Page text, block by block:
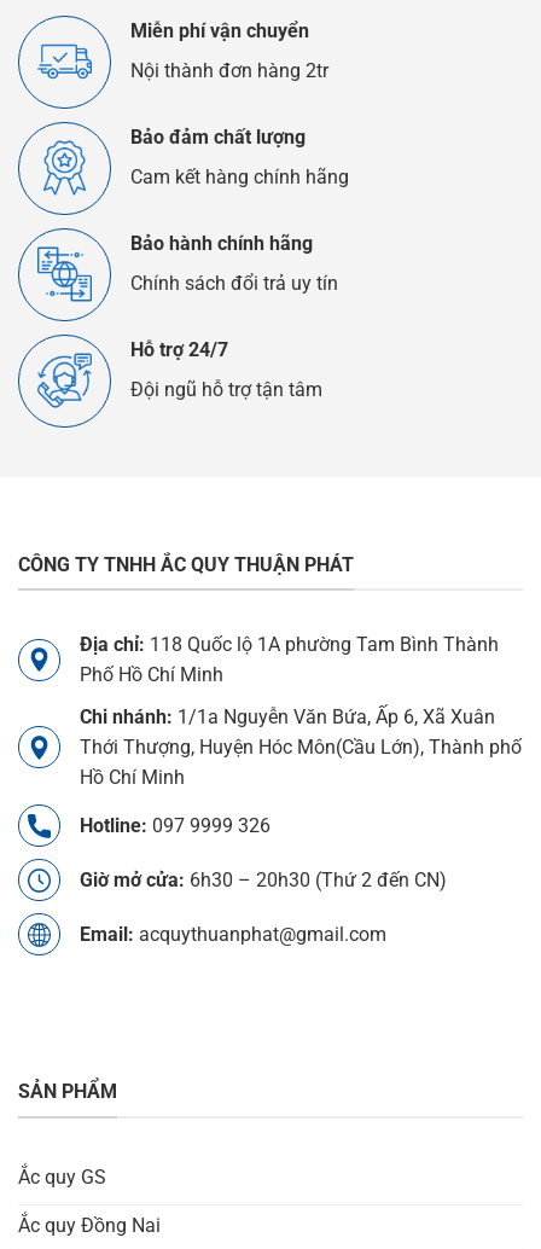
Thế
Nào?
Miễn phí vận chuyển
Nội thành đơn hàng 2tr
Bảo đảm chất lượng
Cam kết hàng chính hãng
Bảo hành chính hãng
Chính sách đổi trả uy tín
Hỗ trợ 24/7
Đội ngũ hỗ trợ tận tâm
CÔNG TY TNHH ẮC QUY THUẬN PHÁT
Địa chỉ: 118 Quốc lộ 1A phường Tam Bình Thành
Phố Hồ Chí Minh
Chi nhánh: 1/1a Nguyễn Văn Bứa, Ấp 6, Xã Xuân
Thới Thượng, Huyện Hóc Môn(Cầu Lớn), Thành phố
Hồ Chí Minh
Hotline: 097 9999 326
Giờ mở cửa: 6h30 – 20h30 (Thứ 2 đến CN)
Email: acquythuanphat@gmail.com
SẢN PHẨM
Ắc quy GS
Ắc quy Đồng Nai